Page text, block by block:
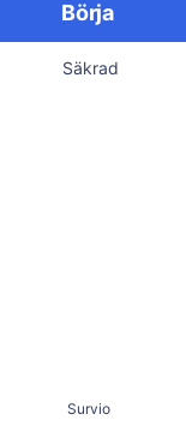
Börja
Säkrad
Survio